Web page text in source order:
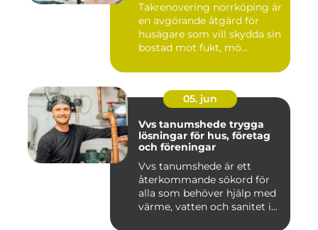
Takrenovering norrköping är
en avgörande åtgärd för
husägare som vill skydda sin
bostad mot fukt, mö...
05. jun
Vvs tanumshede trygga
lösningar för hus, företag
och föreningar
Vvs tanumshede är ett
återkommande sökord för
alla som behöver hjälp med
värme, vatten och sanitet i...